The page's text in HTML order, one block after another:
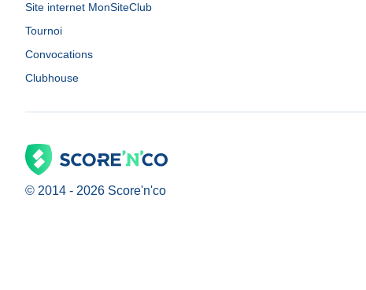
Site internet MonSiteClub
Tournoi
Convocations
Clubhouse
© 2014 - 2026 Score'n'co